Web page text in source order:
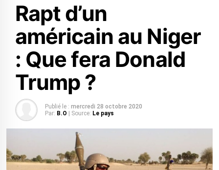
Rapt d’un
américain au Niger
: Que fera Donald
Trump ?
Publié le : mercredi 28 octobre 2020
Par: B.O | Source: Le pays